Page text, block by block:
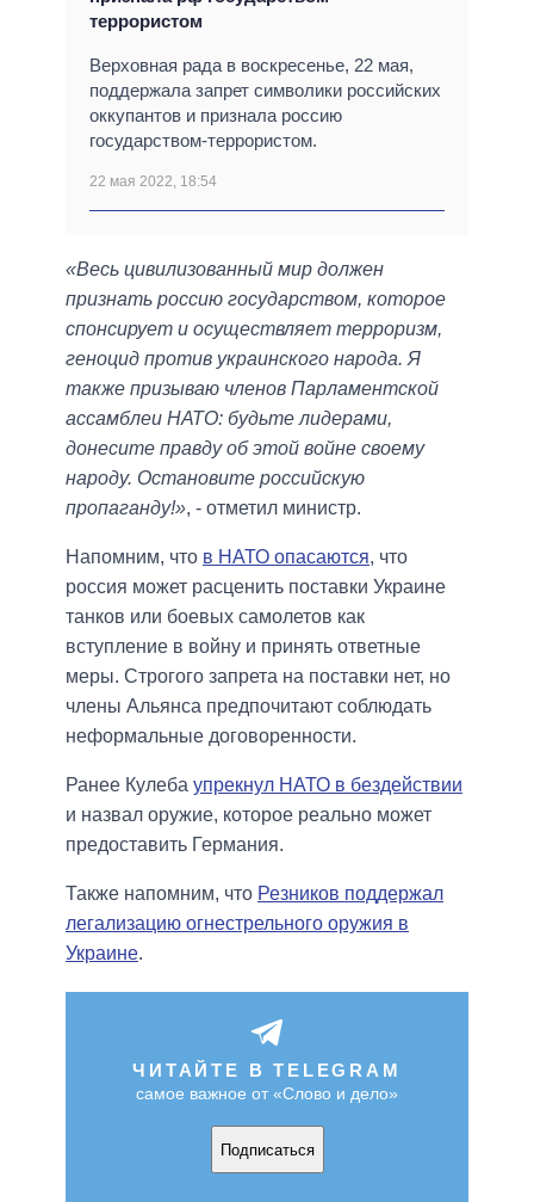
террористом
Верховная рада в воскресенье, 22 мая,
поддержала запрет символики российских
оккупантов и признала россию
государством-террористом.
22 мая 2022, 18:54
«Весь цивилизованный мир должен
признать россию государством, которое
спонсирует и осуществляет терроризм,
геноцид против украинского народа. Я
также призываю членов Парламентской
ассамблеи НАТО: будьте лидерами,
донесите правду об этой войне своему
народу. Остановите российскую
пропаганду!», - отметил министр.
Напомним, что в НАТО опасаются, что
россия может расценить поставки Украине
танков или боевых самолетов как
вступление в войну и принять ответные
меры. Строгого запрета на поставки нет, но
члены Альянса предпочитают соблюдать
неформальные договоренности.
Ранее Кулеба упрекнул НАТО в бездействии
и назвал оружие, которое реально может
предоставить Германия.
Также напомним, что Резников поддержал
легализацию огнестрельного оружия в
Украине.
ЧИТАЙТЕ В TELEGRAM
самое важное от «Слово и дело»
Подписаться